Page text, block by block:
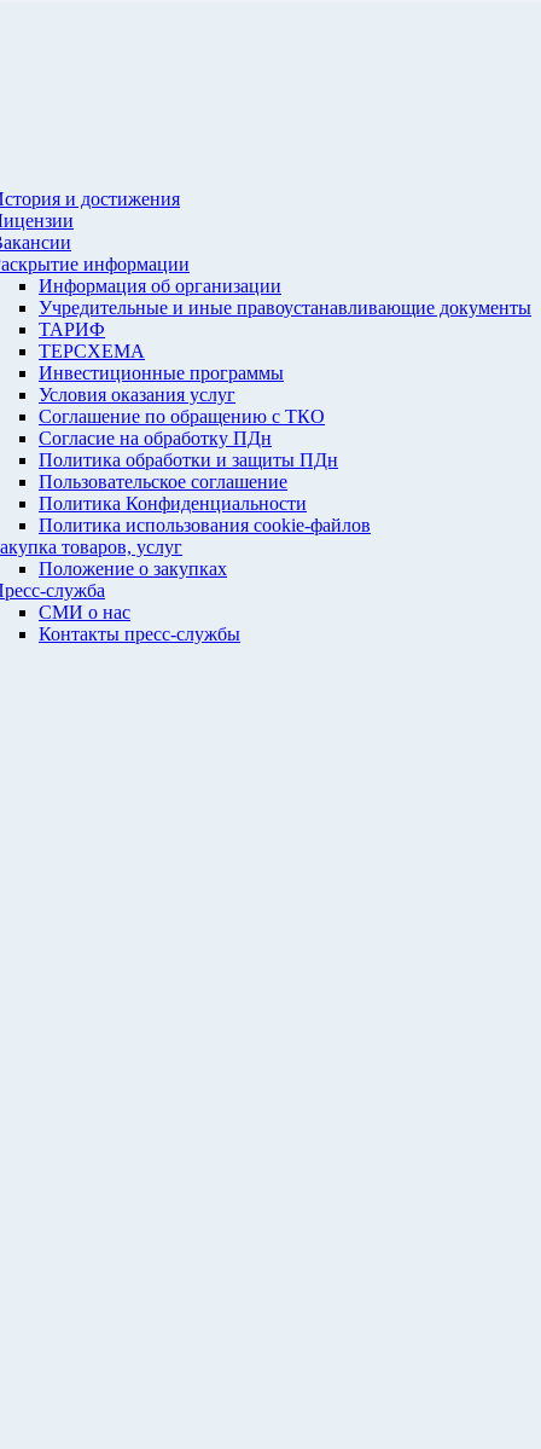
и достижения
информации
Информация об организации
Учредительные и иные правоустанавливающие документы
ТАРИФ
ТЕРСХЕМА
Инвестиционные программы
Условия оказания услуг
Соглашение по обращению с ТКО
Согласие на обработку ПДн
Политика обработки и защиты ПДн
Пользовательское соглашение
Политика Конфиденциальности
Политика использования cookie-файлов
товаров, услуг
Положение о закупках
служба
СМИ о нас
Контакты пресс-службы